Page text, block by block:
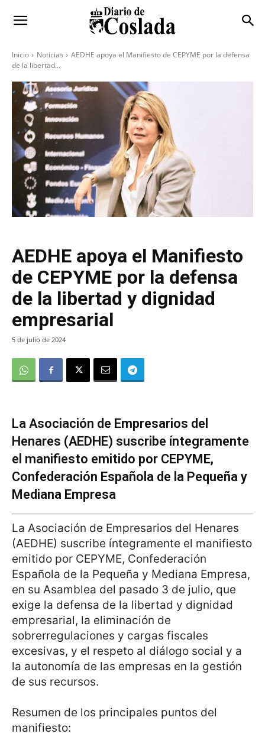
Inicio Noticias
AEDHE apoya el Manifiesto de CEPYME por la defensa
de la libertad...
AEDHE apoya el Manifiesto
de CEPYME por la defensa
de la libertad y dignidad
empresarial
5 de julio de 2024
La Asociación de Empresarios del
Henares (AEDHE) suscribe íntegramente
el manifiesto emitido por CEPYME,
Confederación Española de la Pequeña y
Mediana Empresa
La Asociación de Empresarios del Henares
(AEDHE) suscribe íntegramente el manifiesto
emitido por CEPYME, Confederación
Española de la Pequeña y Mediana Empresa,
en su Asamblea del pasado 3 de julio, que
exige la defensa de la libertad y dignidad
empresarial, la eliminación de
sobrerregulaciones y cargas fiscales
excesivas, y el respeto al diálogo social y a
la autonomía de las empresas en la gestión
de sus recursos.
Resumen de los principales puntos del
manifiesto: